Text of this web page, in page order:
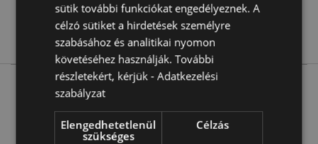
Nem
Eden
More from this range
sütik további funkciókat engedélyeznek. A
célzó sütiket a hirdetések személyre
szabásához és analitikai nyomon
követéséhez használják. További
részletekért, kérjük -Adatkezelési
szabályzat
Elengedhetetlenül
szükséges
Célzás